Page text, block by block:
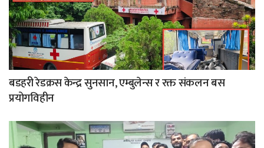
बडहरी रेडक्रस केन्द्र सुनसान, एम्बुलेन्स र रक्त संकलन बस
प्रयोगविहीन